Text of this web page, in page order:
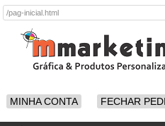
MINHA CONTA FECHAR